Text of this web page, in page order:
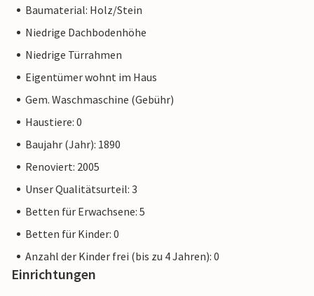
Baumaterial: Holz/Stein
Niedrige Dachbodenhöhe
Niedrige Türrahmen
Eigentümer wohnt im Haus
Gem. Waschmaschine (Gebühr)
Haustiere: 0
Baujahr (Jahr): 1890
Renoviert: 2005
Unser Qualitätsurteil: 3
Betten für Erwachsene: 5
Betten für Kinder: 0
Anzahl der Kinder frei (bis zu 4 Jahren): 0
Einrichtungen